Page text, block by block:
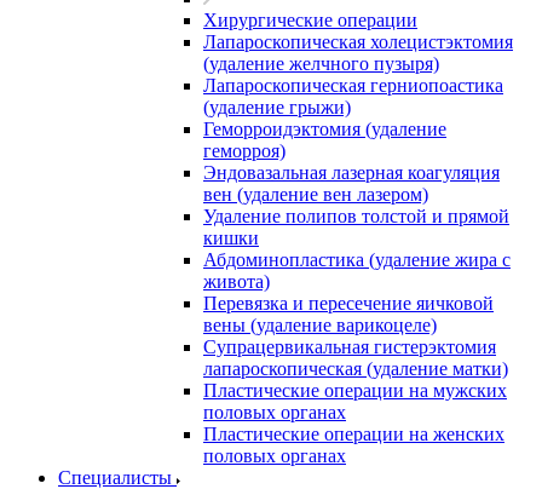
Хирургические операции
Лапароскопическая холецистэктомия
(удаление желчного пузыря)
Лапароскопическая герниопоастика
(удаление грыжи)
Геморроидэктомия (удаление
геморроя)
Эндовазальная лазерная коагуляция
вен (удаление вен лазером)
Удаление полипов толстой и прямой
кишки
Абдоминопластика (удаление жира с
живота)
Перевязка и пересечение яичковой
вены (удаление варикоцеле)
Супрацервикальная гистерэктомия
лапароскопическая (удаление матки)
Пластические операции на мужских
половых органах
Пластические операции на женских
половых органах
Специалисты